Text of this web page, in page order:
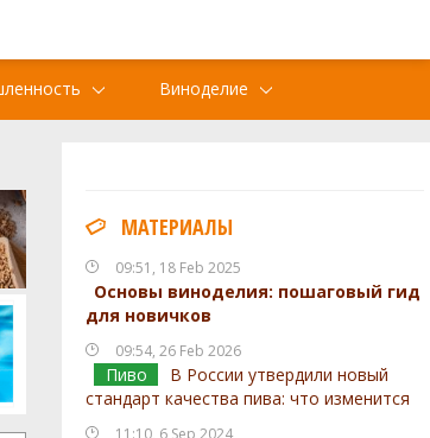
Виноделие
МАТЕРИАЛЫ
09:51, 18 Feb 2025
Основы виноделия: пошаговый гид
для новичков
09:54, 26 Feb 2026
Пиво
В России утвердили новый
стандарт качества пива: что изменится
11:10, 6 Sep 2024